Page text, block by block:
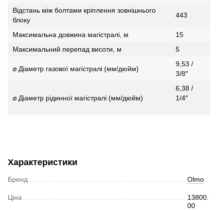
Відстань між болтами кріплення зовнішнього
блоку
443
Максимальна довжина магістралі, м
15
Максимальний перепад висоти, м
5
⌀ Діаметр газової магістралі (мм/дюйм)
9,53 /
3/8″
⌀ Діаметр рідинної магістралі (мм/дюйм)
6,38 /
1/4″
Характеристики
Бренд Olmo
Ціна
13800.
00